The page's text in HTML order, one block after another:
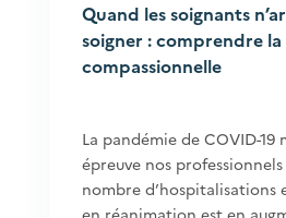
Quand les soignants
soigner : comprendre
compassionnelle
La pandémie de COVID-19
épreuve nos
nombre d’hospitalisations
en réanimation est en